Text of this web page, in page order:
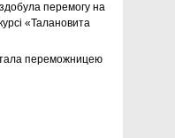
перемогу на
«Талановита